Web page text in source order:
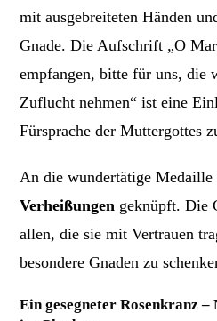
mit ausgebreiteten Händen
Gnade. Die Aufschrift „O
empfangen, bitte für uns, die
Zuflucht nehmen“ ist eine
Fürsprache der Muttergottes
An die wundertätige
Verheißungen geknüpft. Die
allen, die sie mit Vertrauen
besondere Gnaden zu
Ein gesegneter Rosenkranz